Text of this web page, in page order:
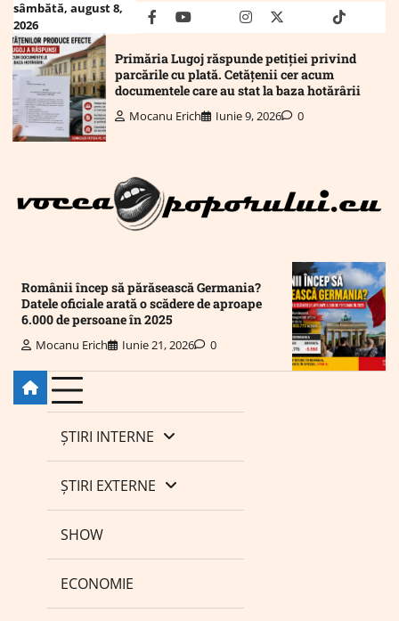
Skip
content
sâmbătă, august 8,
2026
facebookyoutubeMailinstagram
twitter truthtiktok
Primăria Lugoj răspunde petiției privind
parcările cu plată. Cetățenii cer acum
documentele care au stat la baza hotărârii
Mocanu Erich Iunie 9, 2026 0
Românii încep să părăsească Germania?
Datele oficiale arată o scădere de aproape
6.000 de persoane în 2025
Mocanu Erich Iunie 21, 2026 0
ȘTIRI INTERNE
ȘTIRI EXTERNE
SHOW
ECONOMIE